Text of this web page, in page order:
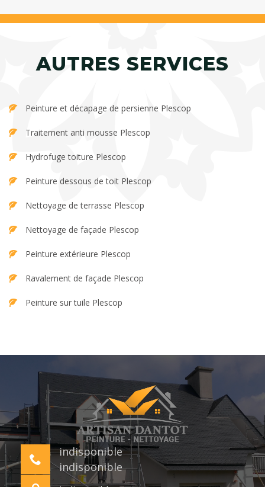
AUTRES SERVICES
Peinture et décapage de persienne Plescop
Traitement anti mousse Plescop
Hydrofuge toiture Plescop
Peinture dessous de toit Plescop
Nettoyage de terrasse Plescop
Nettoyage de façade Plescop
Peinture extérieure Plescop
Ravalement de façade Plescop
Peinture sur tuile Plescop
indisponible
indisponible